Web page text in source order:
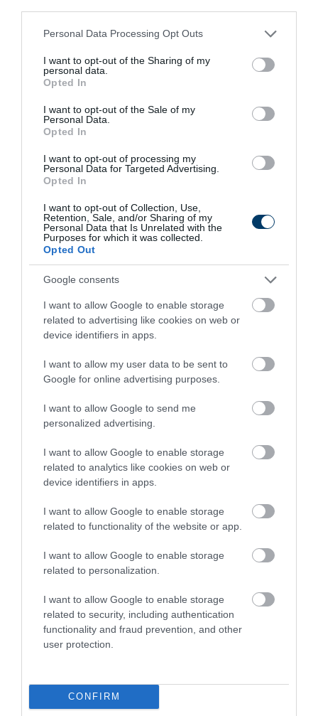
Please note that this website/app uses one or more Google
not limited to your visit or usage behaviour. You may click to
grant or deny consent to Google and its third-party tags to
use your data for below specified purposes in below Google
consent section.
Personal Data Processing Opt Outs
I want to opt-out of the Sharing of my
personal data.
Opted In
I want to opt-out of the Sale of my
Personal Data.
Opted In
I want to opt-out of processing my
Personal Data for Targeted Advertising.
Opted In
I want to opt-out of Collection, Use,
Retention, Sale, and/or Sharing of my
Personal Data that Is Unrelated with the
Purposes for which it was collected.
Opted Out
Google consents
I want to allow Google to enable storage
related to advertising like cookies on web or
device identifiers in apps.
I want to allow my user data to be sent to
Google for online advertising purposes.
I want to allow Google to send me
personalized advertising.
I want to allow Google to enable storage
related to analytics like cookies on web or
device identifiers in apps.
I want to allow Google to enable storage
related to functionality of the website or app.
I want to allow Google to enable storage
related to personalization.
I want to allow Google to enable storage
related to security, including authentication
functionality and fraud prevention, and other
user protection.
CONFIRM
Fungus Is A Parasite, And It Dies From A Drop Of
Plain...
165 130
8 min
5 Hidden Signs You Have Worms Inside Your
Body
242 86 322
9 h 0 min